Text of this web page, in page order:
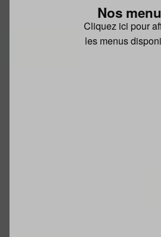
Nos
Cliquez ici pour
les menus